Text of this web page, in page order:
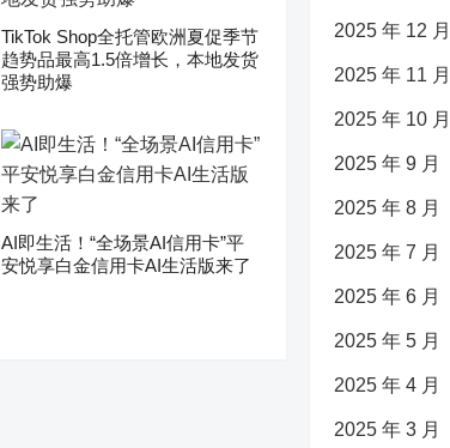
TikTok Shop全托管欧洲夏促季节
趋势品最高1.5倍增长，本地发货
强势助爆
AI即生活！“全场景AI信用卡”平
安悦享白金信用卡AI生活版来了
2025 年 12 月
2025 年 11 月
2025 年 10 月
2025 年 9 月
2025 年 8 月
2025 年 7 月
2025 年 6 月
2025 年 5 月
2025 年 4 月
2025 年 3 月